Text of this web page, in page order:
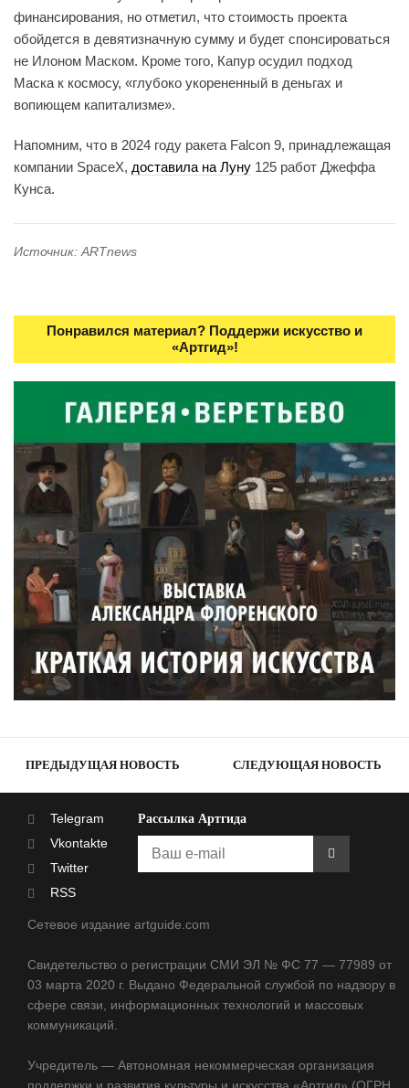
финансирования, но отметил, что стоимость проекта
обойдется в девятизначную сумму и будет спонсироваться
не Илоном Маском. Кроме того, Капур осудил подход
Маска к космосу, «глубоко укорененный в деньгах и
вопиющем капитализме».
Напомним, что в 2024 году ракета Falcon 9, принадлежащая
компании SpaceX, доставила на Луну 125 работ Джеффа
Кунса.
Источник: ARTnews
Понравился материал? Поддержи искусство и
«Артгид»!
ПРЕДЫДУЩАЯ НОВОСТЬ СЛЕДУЮЩАЯ НОВОСТЬ
Telegram
Vkontakte
Twitter
RSS
Рассылка Артгида
Сетевое издание artguide.com
Свидетельство о регистрации СМИ ЭЛ № ФС 77 — 77989 от
03 марта 2020 г. Выдано Федеральной службой по надзору в
сфере связи, информационных технологий и массовых
коммуникаций.
Учредитель — Автономная некоммерческая организация
поддержки и развития культуры и искусства «Артгид» (ОГРН